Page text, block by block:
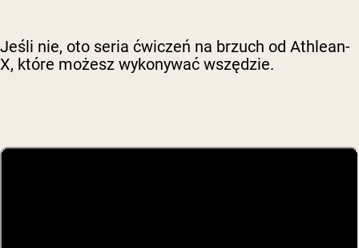
Jeśli nie, oto seria ćwiczeń na brzuch od Athlean-
X, które możesz wykonywać wszędzie.